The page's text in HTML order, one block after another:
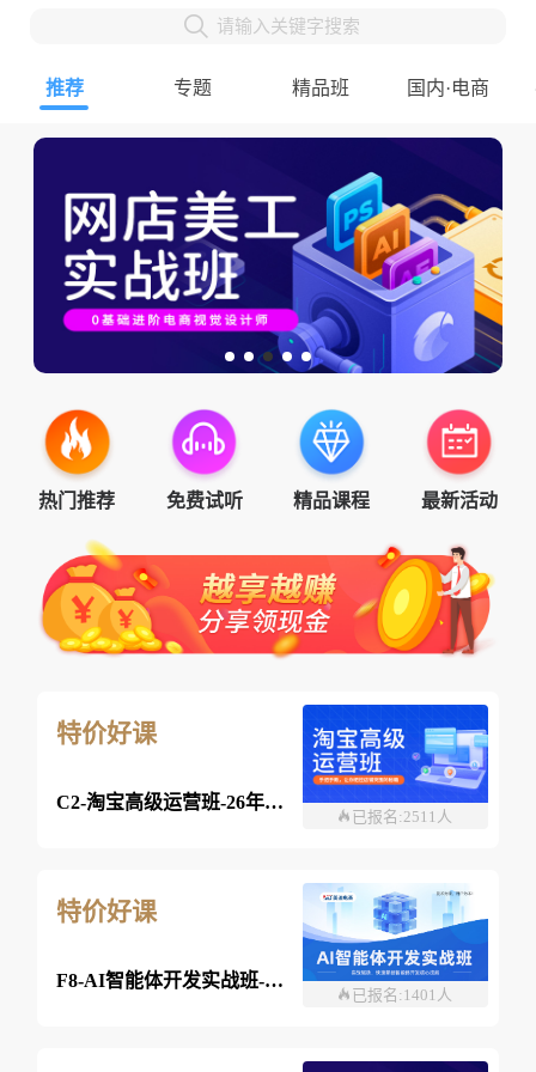
请输入关键字搜索
推荐 专题 精品班 国内·电商
热门推荐 免费试听 精品课程 最新活动
特价好课
C2-淘宝高级运营班-26年8月03日（双师）
已报名:2511人
特价好课
F8-AI智能体开发实战班-2026年07月29日（双师）
已报名:1401人